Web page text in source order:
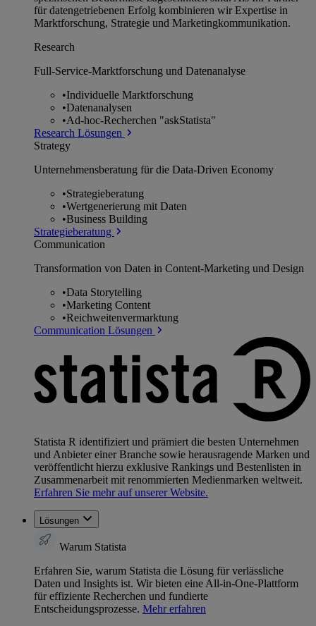
für datengetriebenen Erfolg kombinieren wir Expertise in
Marktforschung, Strategie und Marketingkommunikation.
Research
Full-Service-Marktforschung und Datenanalyse
•Individuelle Marktforschung
•Datenanalysen
•Ad-hoc-Recherchen "askStatista"
Research Lösungen
Strategy
Unternehmens­beratung für die Data-Driven Economy
•Strategieberatung
•Wertgenerierung mit Daten
•Business Building
Strategieberatung
Communication
Transformation von Daten in Content-Marketing und Design
•Data Storytelling
•Marketing Content
•Reichweitenvermarktung
Communication Lösungen
Statista R identifiziert und prämiert die besten Unternehmen
und Anbieter einer Branche sowie herausragende Marken und
veröffentlicht hierzu exklusive Rankings und Bestenlisten in
Zusammenarbeit mit renommierten Medienmarken weltweit.
Erfahren Sie mehr auf unserer Website.
Lösungen
Warum Statista
Erfahren Sie, warum Statista die Lösung für verlässliche
Daten und Insights ist. Wir bieten eine All-in-One-Plattform
für effiziente Recherchen und fundierte
Entscheidungsprozesse. Mehr erfahren